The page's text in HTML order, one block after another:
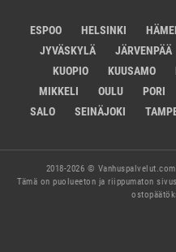
ESPOO HELSINKI
JYVÄSKYLÄ
JÄRVENPÄÄ
KUOPIO
KUUSAMO
MIKKELI
OULU PORI
SALO
SEINÄJOKI
2018-2026 ©
Tämä on puolueeton ja riippumaton